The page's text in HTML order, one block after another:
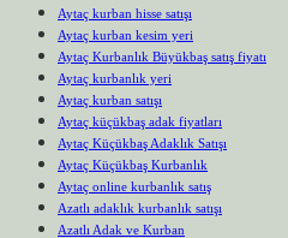
Aytaç kurban hisse satışı
Aytaç kurban kesim yeri
Aytaç Kurbanlık Büyükbaş satış fiyatı
Aytaç kurbanlık yeri
Aytaç kurban satışı
Aytaç küçükbaş adak fiyatları
Aytaç Küçükbaş Adaklık Satışı
Aytaç Küçükbaş Kurbanlık
Aytaç online kurbanlık satış
Azatlı adaklık kurbanlık satışı
Azatlı Adak ve Kurban